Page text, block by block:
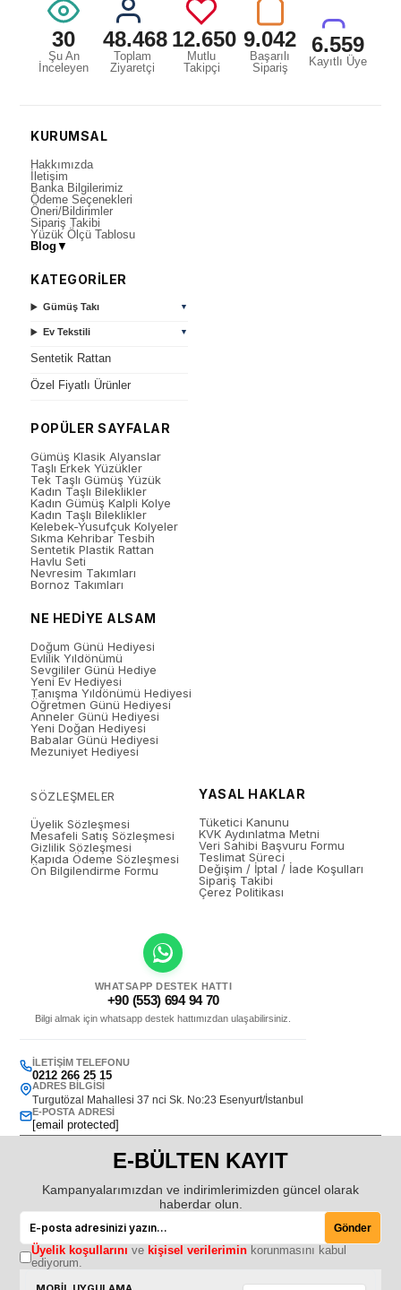
30
Şu An
İnceleyen
48.468
Toplam
Ziyaretçi
12.650
Mutlu
Takipçi
9.042
Başarılı
Sipariş
6.559
Kayıtlı Üye
KURUMSAL
Hakkımızda
İletişim
Banka Bilgilerimiz
Ödeme Seçenekleri
Öneri/Bildirimler
Sipariş Takibi
Yüzük Ölçü Tablosu
Blog ▼
KATEGORİLER
Gümüş Takı ▼
Ev Tekstili ▼
Sentetik Rattan
Özel Fiyatlı Ürünler
POPÜLER SAYFALAR
Gümüş Klasik Alyanslar
Taşlı Erkek Yüzükler
Tek Taşlı Gümüş Yüzük
Kadın Taşlı Bileklikler
Kadın Gümüş Kalpli Kolye
Kadın Taşlı Bileklikler
Kelebek-Yusufçuk Kolyeler
Sıkma Kehribar Tesbih
Sentetik Plastik Rattan
Havlu Seti
Nevresim Takımları
Bornoz Takımları
NE HEDİYE ALSAM
Doğum Günü Hediyesi
Evlilik Yıldönümü
Sevgililer Günü Hediye
Yeni Ev Hediyesi
Tanışma Yıldönümü Hediyesi
Öğretmen Günü Hediyesi
Anneler Günü Hediyesi
Yeni Doğan Hediyesi
Babalar Günü Hediyesi
Mezuniyet Hediyesi
SÖZLEŞMELER
Üyelik Sözleşmesi
Mesafeli Satış Sözleşmesi
Gizlilik Sözleşmesi
Kapıda Ödeme Sözleşmesi
Ön Bilgilendirme Formu
YASAL HAKLAR
Tüketici Kanunu
KVK Aydınlatma Metni
Veri Sahibi Başvuru Formu
Teslimat Süreci
Değişim / İptal / İade Koşulları
Sipariş Takibi
Çerez Politikası
WHATSAPP DESTEK HATTI
+90 (553) 694 94 70
Bilgi almak için whatsapp destek hattımızdan ulaşabilirsiniz.
İLETIŞIM TELEFONU
0212 266 25 15
ADRES BILGISI
Turgutözal Mahallesi 37 nci Sk. No:23 Esenyurt/İstanbul
E-POSTA ADRESI
[email protected]
E-BÜLTEN KAYIT
Kampanyalarımızdan ve indirimlerimizden güncel olarak
haberdar olun.
Gönder
Üyelik koşullarını ve kişisel verileriminkorunmasını kabul
ediyorum.